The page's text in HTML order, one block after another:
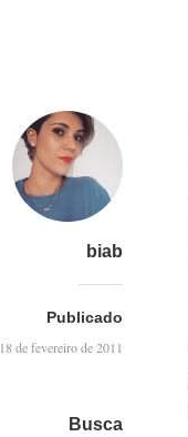
biab
Publicado
18 de fevereiro de 2011
Busca